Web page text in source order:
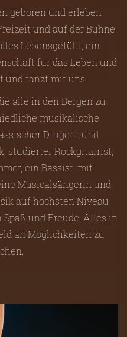
geboren und erleben
und auf der Bühne.
Lebensgefühl, ein
für das Leben und
und tanzt mit uns.
alle in den Bergen zu
musikalische
Dirigent und
studierter Rockgitarrist,
ein Bassist, mit
Musicalsängerin und
auf höchsten Niveau
und Freude. Alles in
an Möglichkeiten zu